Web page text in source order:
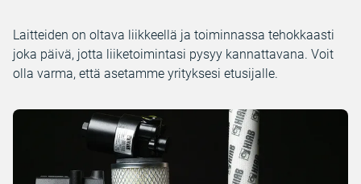
Laitteiden on oltava liikkeellä ja toiminnassa tehokkaasti
joka päivä, jotta liiketoimintasi pysyy kannattavana. Voit
olla varma, että asetamme yrityksesi etusijalle.